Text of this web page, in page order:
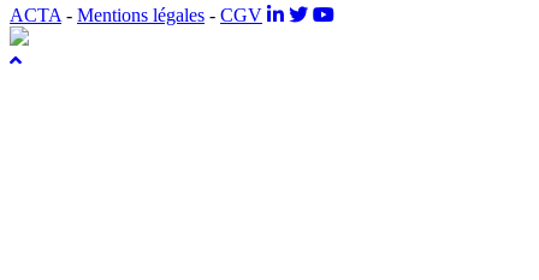
ACTA - Mentions légales - CGV